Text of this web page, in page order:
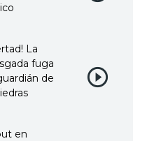
La
fuga
de
en